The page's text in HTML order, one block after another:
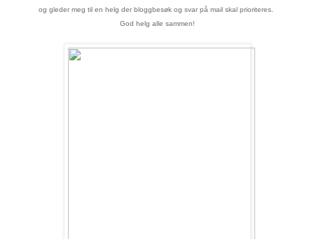
og gleder meg til en helg der bloggbesøk og svar på mail skal prioriteres.
God helg alle sammen!